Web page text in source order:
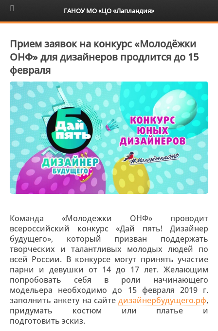
6+
Прием заявок на конкурс «Молодёжки
ОНФ» для дизайнеров продлится до 15
февраля
Команда «Молодежки ОНФ» проводит
всероссийский конкурс «Дай пять! Дизайнер
будущего», который призван поддержать
творческих и талантливых молодых людей по
всей России. В конкурсе могут принять участие
парни и девушки от 14 до 17 лет. Желающим
попробовать себя в роли начинающего
модельера необходимо до 15 февраля 2019 г.
заполнить анкету на сайте дизайнербудущего.рф,
придумать костюм или платье и
подготовить эскиз.
ГАНОУ МО «ЦО «Лапландия»